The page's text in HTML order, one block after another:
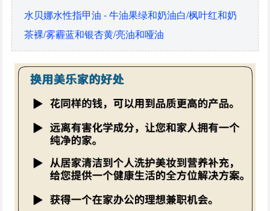
水贝娜水性指甲油 - 牛油果绿和奶油白/枫叶红和奶
茶裸/雾霾蓝和银杏黄/亮油和哑油